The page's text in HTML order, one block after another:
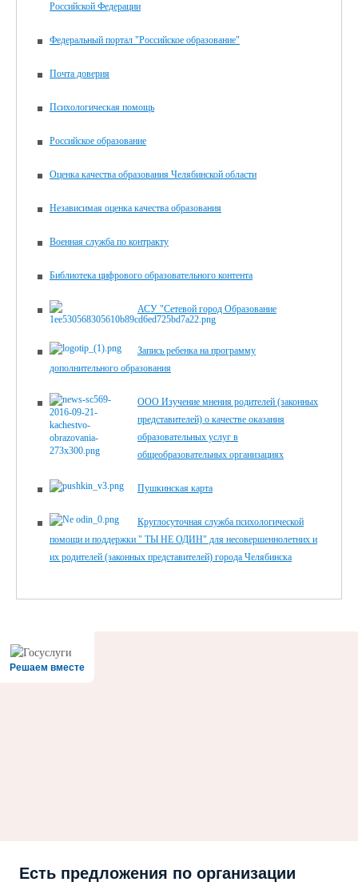
Российской Федерации
Федеральный портал "Российское образование"
Почта доверия
Психологическая помощь
Российское образование
Оценка качества образования Челябинской области
Независимая оценка качества образования
Военная служба по контракту
Библиотека цифрового образова­тельного контента
АСУ "Сетевой город Образование
Запись ребенка на программу
дополнительного образования
ООО Изучение мнения родителей (законных
представителей) о качестве оказания
образовательных услуг в
общеобразовательных организациях
Пушкинская карта
Круглосуточная служба психологической
помощи и поддержки " ТЫ НЕ ОДИН" для несовершеннолетних и
их родителей (законных представителей) города Челябинска
Решаем вместе
Есть предложения по организации